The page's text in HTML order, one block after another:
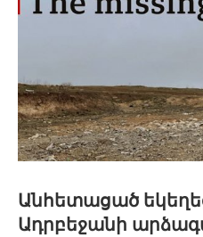
Անհետացած
Ադրբեջանի